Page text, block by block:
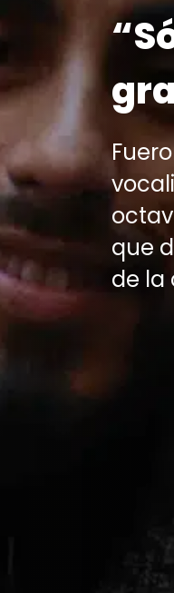
que
de la